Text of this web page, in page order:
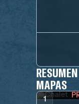
MAPAS
1